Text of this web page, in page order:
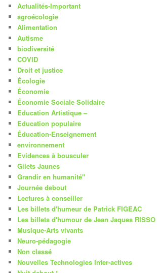
Actualités-Important
agroécologie
Alimentation
Autisme
biodiversité
COVID
Droit et justice
Écologie
Économie
Économie Sociale Solidaire
Education Artistique –
Education populaire
Éducation-Enseignement
environnement
Evidences à bousculer
Gilets Jaunes
Grandir en humanité"
Journée debout
Lectures à conseiller
Les billets d'humeur de Patrick FIGEAC
Les billets d'humour de Jean Jaques RISSO
Musique-Arts vivants
Neuro-pédagogie
Non classé
Nouvelles Technologies Inter-actives